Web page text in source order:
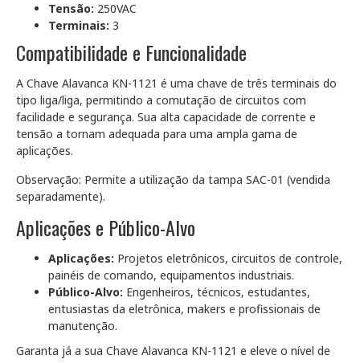
Tensão: 250VAC
Terminais: 3
Compatibilidade e Funcionalidade
A Chave Alavanca KN-1121 é uma chave de três terminais do
tipo liga/liga, permitindo a comutação de circuitos com
facilidade e segurança. Sua alta capacidade de corrente e
tensão a tornam adequada para uma ampla gama de
aplicações.
Observação: Permite a utilização da tampa SAC-01 (vendida
separadamente).
Aplicações e Público-Alvo
Aplicações: Projetos eletrônicos, circuitos de controle,
painéis de comando, equipamentos industriais.
Público-Alvo: Engenheiros, técnicos, estudantes,
entusiastas da eletrônica, makers e profissionais de
manutenção.
Garanta já a sua Chave Alavanca KN-1121 e eleve o nível de